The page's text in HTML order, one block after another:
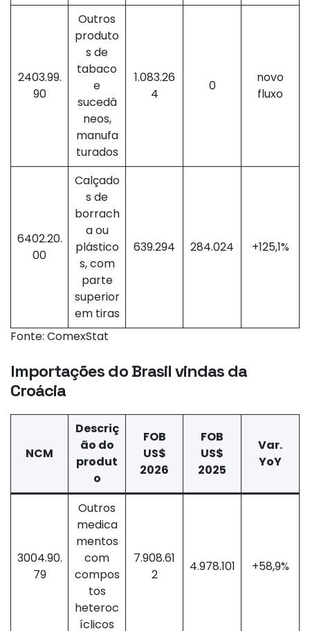
2403.99.
90
Outros
produto
s de
tabaco
e
sucedâ
neos,
manufa
turados
1.083.26
4
0
novo
fluxo
6402.20.
00
Calçado
s de
borrach
a ou
plástico
s, com
parte
superior
em tiras
639.294 284.024 +125,1%
Fonte: ComexStat
Importações do Brasil vindas da
Croácia
NCM
Descriç
ão do
produt
o
FOB
US$
2026
FOB
US$
2025
Var.
YoY
3004.90.
79
Outros
medica
mentos
com
compos
tos
heteroc
íclicos
7.908.61
2
4.978.101 +58,9%